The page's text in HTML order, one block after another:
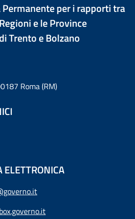
Permanente per i rapporti tra
e le Province
Trento e Bolzano
Roma (RM)
ELETTRONICA